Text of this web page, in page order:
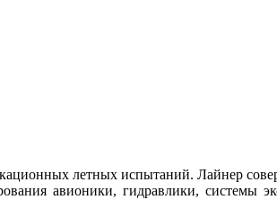
летных испытаний. Лайнер
авионики, гидравлики, системы